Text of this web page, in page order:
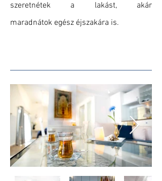
szeretnétek a lakást, akár
maradnátok egész éjszakára is.